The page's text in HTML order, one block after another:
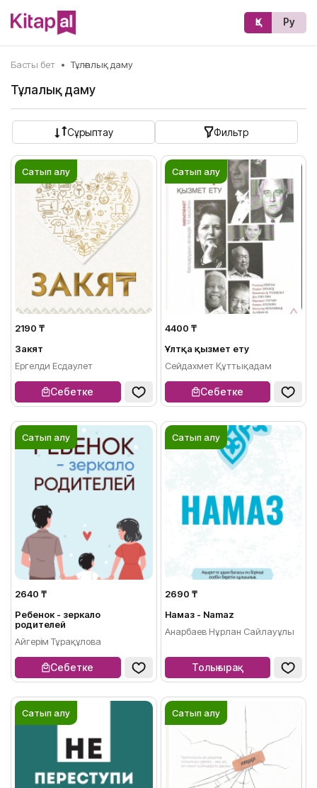
Қз Ру
Басты бет • Тұлғалық даму
Тұлғалық даму
Сұрыптау Фильтр
Сатып алу
2190 ₸
Закят
Ергелди Есдаулет
Себетке
Сатып алу
4400 ₸
Ұлтқа қызмет ету
Сейдахмет Құттықадам
Себетке
Сатып алу
2640 ₸
Ребенок - зеркало
родителей
Айгерім Тұрақұлова
Себетке
Сатып алу
2690 ₸
Намаз - Namaz
Анарбаев Нұрлан Сайлауұлы
Толығырақ
Сатып алу Сатып алу